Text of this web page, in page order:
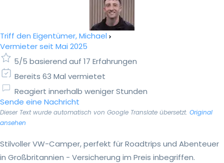
Triff den Eigentümer, Michael
Vermieter seit Mai 2025
5/5 basierend auf 17 Erfahrungen
Bereits 63 Mal vermietet
Reagiert innerhalb weniger Stunden
Sende eine Nachricht
Dieser Text wurde automatisch von Google Translate übersetzt. Original
ansehen
Stilvoller VW-Camper, perfekt für Roadtrips und Abenteuer
in Großbritannien - Versicherung im Preis inbegriffen.